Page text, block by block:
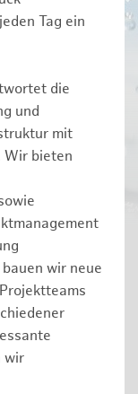
Tag ein
die
und
mit
Wir bieten
wir neue
wir